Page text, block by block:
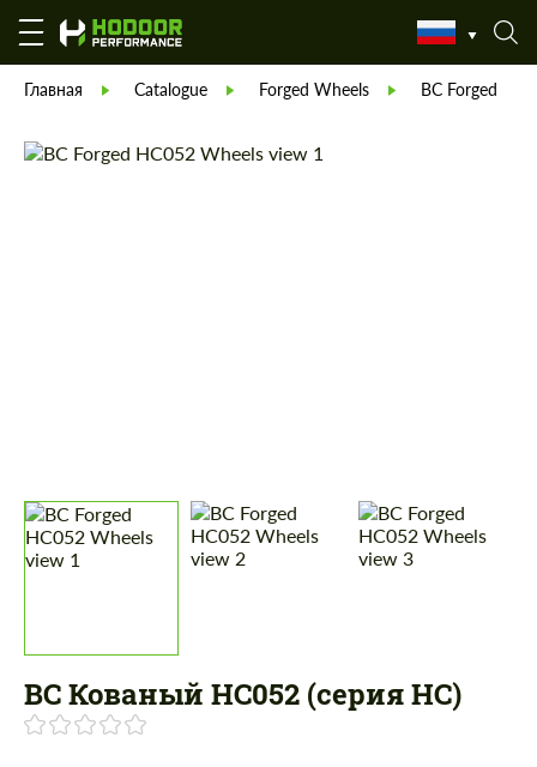
Главная Catalogue Forged Wheels BC Forged
BC Кованый HC052 (серия HC)